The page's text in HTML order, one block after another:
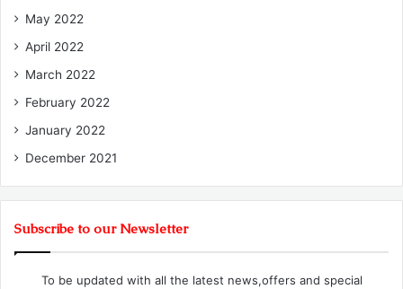
May 2022
April 2022
March 2022
February 2022
January 2022
December 2021
Subscribe to our Newsletter
To be updated with all the latest news,offers and special